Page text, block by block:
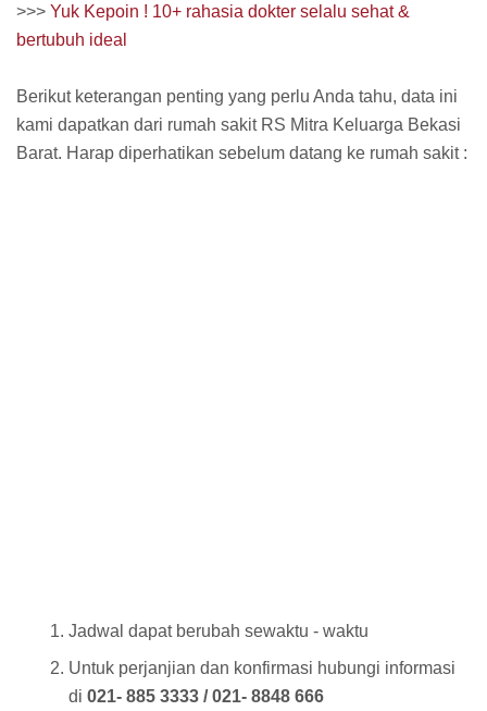
>>> Yuk Kepoin ! 10+ rahasia dokter selalu sehat &
bertubuh ideal
Berikut keterangan penting yang perlu Anda tahu, data ini
kami dapatkan dari rumah sakit RS Mitra Keluarga Bekasi
Barat. Harap diperhatikan sebelum datang ke rumah sakit :
Jadwal dapat berubah sewaktu - waktu
Untuk perjanjian dan konfirmasi hubungi informasi
di 021- 885 3333 / 021- 8848 666